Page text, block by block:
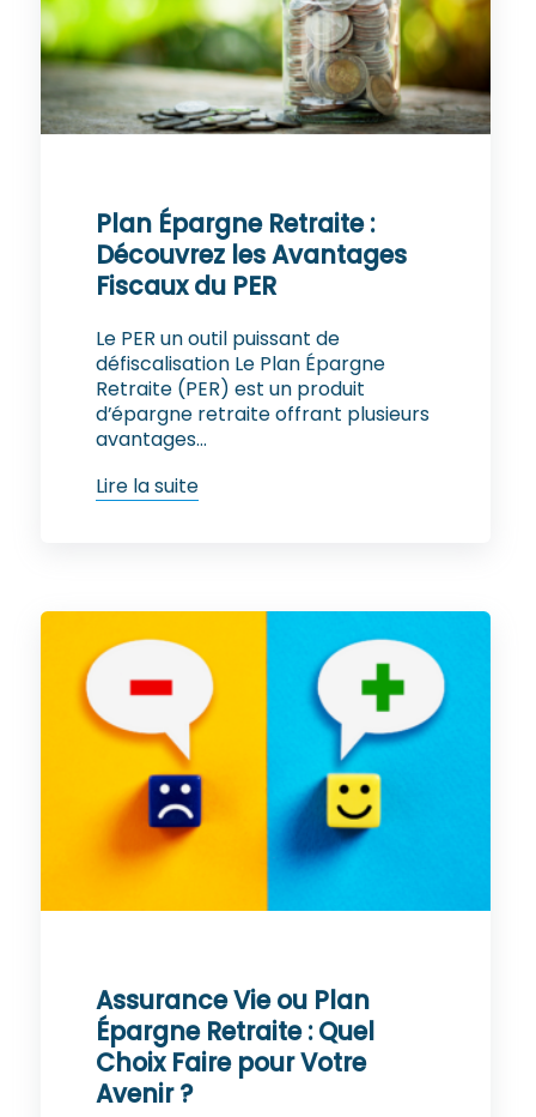
Plan Épargne Retraite :
Découvrez les Avantages
Fiscaux du PER
Le PER un outil puissant de
défiscalisation Le Plan Épargne
Retraite (PER) est un produit
d’épargne retraite offrant plusieurs
avantages...
Lire la suite
Assurance Vie ou Plan
Épargne Retraite : Quel
Choix Faire pour Votre
Avenir ?